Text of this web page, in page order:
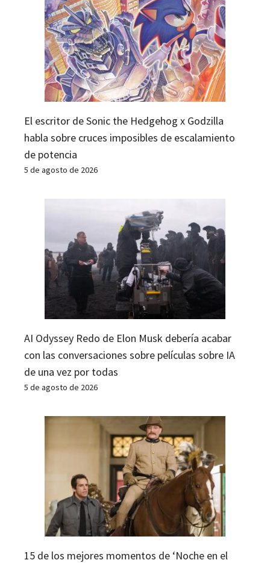
El escritor de Sonic the Hedgehog x Godzilla
habla sobre cruces imposibles de escalamiento
de potencia
5 de agosto de 2026
AI Odyssey Redo de Elon Musk debería acabar
con las conversaciones sobre películas sobre IA
de una vez por todas
5 de agosto de 2026
15 de los mejores momentos de ‘Noche en el